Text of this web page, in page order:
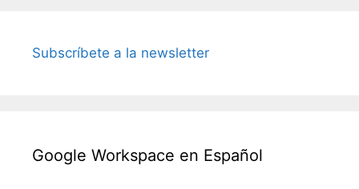
Subscríbete a la newsletter
Google Workspace en Español